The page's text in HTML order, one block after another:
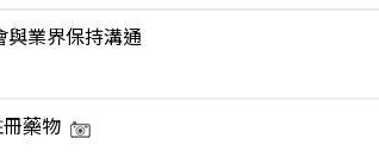
業界保持溝通
藥物